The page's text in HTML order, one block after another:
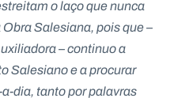
o laço que nunca
Salesiana, pois que –
– continuo a
Salesiano e a procurar
dia, tanto por palavras